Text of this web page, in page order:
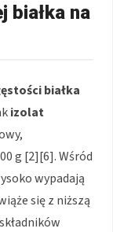
białka na
białka
izolat
g [2][6]. Wśród
wypadają
się z niższą